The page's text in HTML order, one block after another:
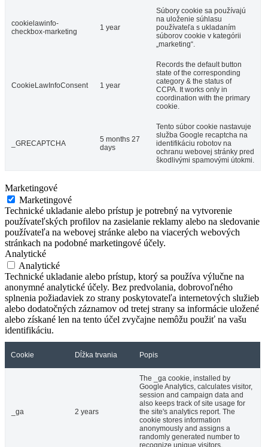
cookielawinfo-
checkbox-marketing
1 year
Súbory cookie sa používajú
na uloženie súhlasu
používateľa s ukladaním
súborov cookie v kategórii
„marketing“.
CookieLawInfoConsent 1 year
Records the default button
state of the corresponding
category & the status of
CCPA. It works only in
coordination with the primary
cookie.
_GRECAPTCHA
5 months 27
days
Tento súbor cookie nastavuje
služba Google recaptcha na
identifikáciu robotov na
ochranu webovej stránky pred
škodlivými spamovými útokmi.
Marketingové
Marketingové
Technické ukladanie alebo prístup je potrebný na vytvorenie
používateľských profilov na zasielanie reklamy alebo na sledovanie
používateľa na webovej stránke alebo na viacerých webových
stránkach na podobné marketingové účely.
Analytické
Analytické
Technické ukladanie alebo prístup, ktorý sa používa výlučne na
anonymné analytické účely. Bez predvolania, dobrovoľného
splnenia požiadaviek zo strany poskytovateľa internetových služieb
alebo dodatočných záznamov od tretej strany sa informácie uložené
alebo získané len na tento účel zvyčajne nemôžu použiť na vašu
identifikáciu.
Cookie Dĺžka trvania Popis
_ga 2 years
The _ga cookie, installed by
Google Analytics, calculates visitor,
session and campaign data and
also keeps track of site usage for
the site's analytics report. The
cookie stores information
anonymously and assigns a
randomly generated number to
recognize unique visitors.